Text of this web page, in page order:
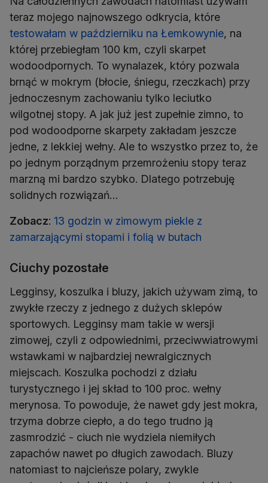
teraz mojego najnowszego odkrycia, które
testowałam w październiku na Łemkowynie, na
której przebiegłam 100 km, czyli skarpet
wodoodpornych. To wynalazek, który pozwala
brnąć w mokrym (błocie, śniegu, rzeczkach) przy
jednoczesnym zachowaniu tylko leciutko
wilgotnej stopy. A jak już jest zupełnie zimno, to
pod wodoodporne skarpety zakładam jeszcze
jedne, z lekkiej wełny. Ale to wszystko przez to, że
po jednym porządnym przemrożeniu stopy teraz
marzną mi bardzo szybko. Dlatego potrzebuję
solidnych rozwiązań…
Zobacz: 13 godzin w zimowym piekle z
zamarzającymi stopami i folią w butach
Ciuchy pozostałe
Legginsy, koszulka i bluzy, jakich używam zimą, to
zwykłe rzeczy z jednego z dużych sklepów
sportowych. Legginsy mam takie w wersji
zimowej, czyli z odpowiednimi, przeciwwiatrowymi
wstawkami w najbardziej newralgicznych
miejscach. Koszulka pochodzi z działu
turystycznego i jej skład to 100 proc. wełny
merynosa. To powoduje, że nawet gdy jest mokra,
trzyma dobrze ciepło, a do tego trudno ją
zasmrodzić - ciuch nie wydziela niemiłych
zapachów nawet po długich zawodach. Bluzy
natomiast to najcieńsze polary, zwykle